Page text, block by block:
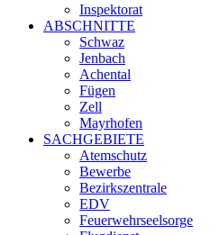
Inspektorat
ABSCHNITTE
Schwaz
Jenbach
Achental
Fügen
Zell
Mayrhofen
SACHGEBIETE
Atemschutz
Bewerbe
Bezirkszentrale
EDV
Feuerwehrseelsorge